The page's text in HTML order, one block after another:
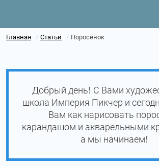
Главная / Статьи / Поросёнок
Добрый день! С Вами
школа Империя Пикчер и
Вам как нарисовать
карандашом и акварельными
а мы начинаем!